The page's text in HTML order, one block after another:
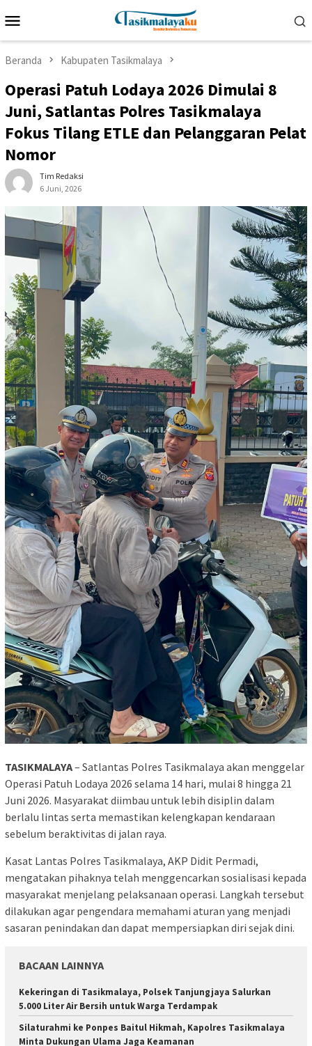
ke
Mobile
Beranda Kabupaten Tasikmalaya
Operasi Patuh Lodaya 2026 Dimulai 8
Juni, Satlantas Polres Tasikmalaya
Fokus Tilang ETLE dan Pelanggaran Pelat
Nomor
Tim Redaksi
6 Juni, 2026
TASIKMALAYA– Satlantas Polres Tasikmalaya akan menggelar
Operasi Patuh Lodaya 2026 selama 14 hari, mulai 8 hingga 21
Juni 2026. Masyarakat diimbau untuk lebih disiplin dalam
berlalu lintas serta memastikan kelengkapan kendaraan
sebelum beraktivitas di jalan raya.
Kasat Lantas Polres Tasikmalaya, AKP Didit Permadi,
mengatakan pihaknya telah menggencarkan sosialisasi kepada
masyarakat menjelang pelaksanaan operasi. Langkah tersebut
dilakukan agar pengendara memahami aturan yang menjadi
sasaran penindakan dan dapat mempersiapkan diri sejak dini.
BACAAN LAINNYA
Kekeringan di Tasikmalaya, Polsek Tanjungjaya Salurkan
5.000 Liter Air Bersih untuk Warga Terdampak
Silaturahmi ke Ponpes Baitul Hikmah, Kapolres Tasikmalaya
Minta Dukungan Ulama Jaga Keamanan